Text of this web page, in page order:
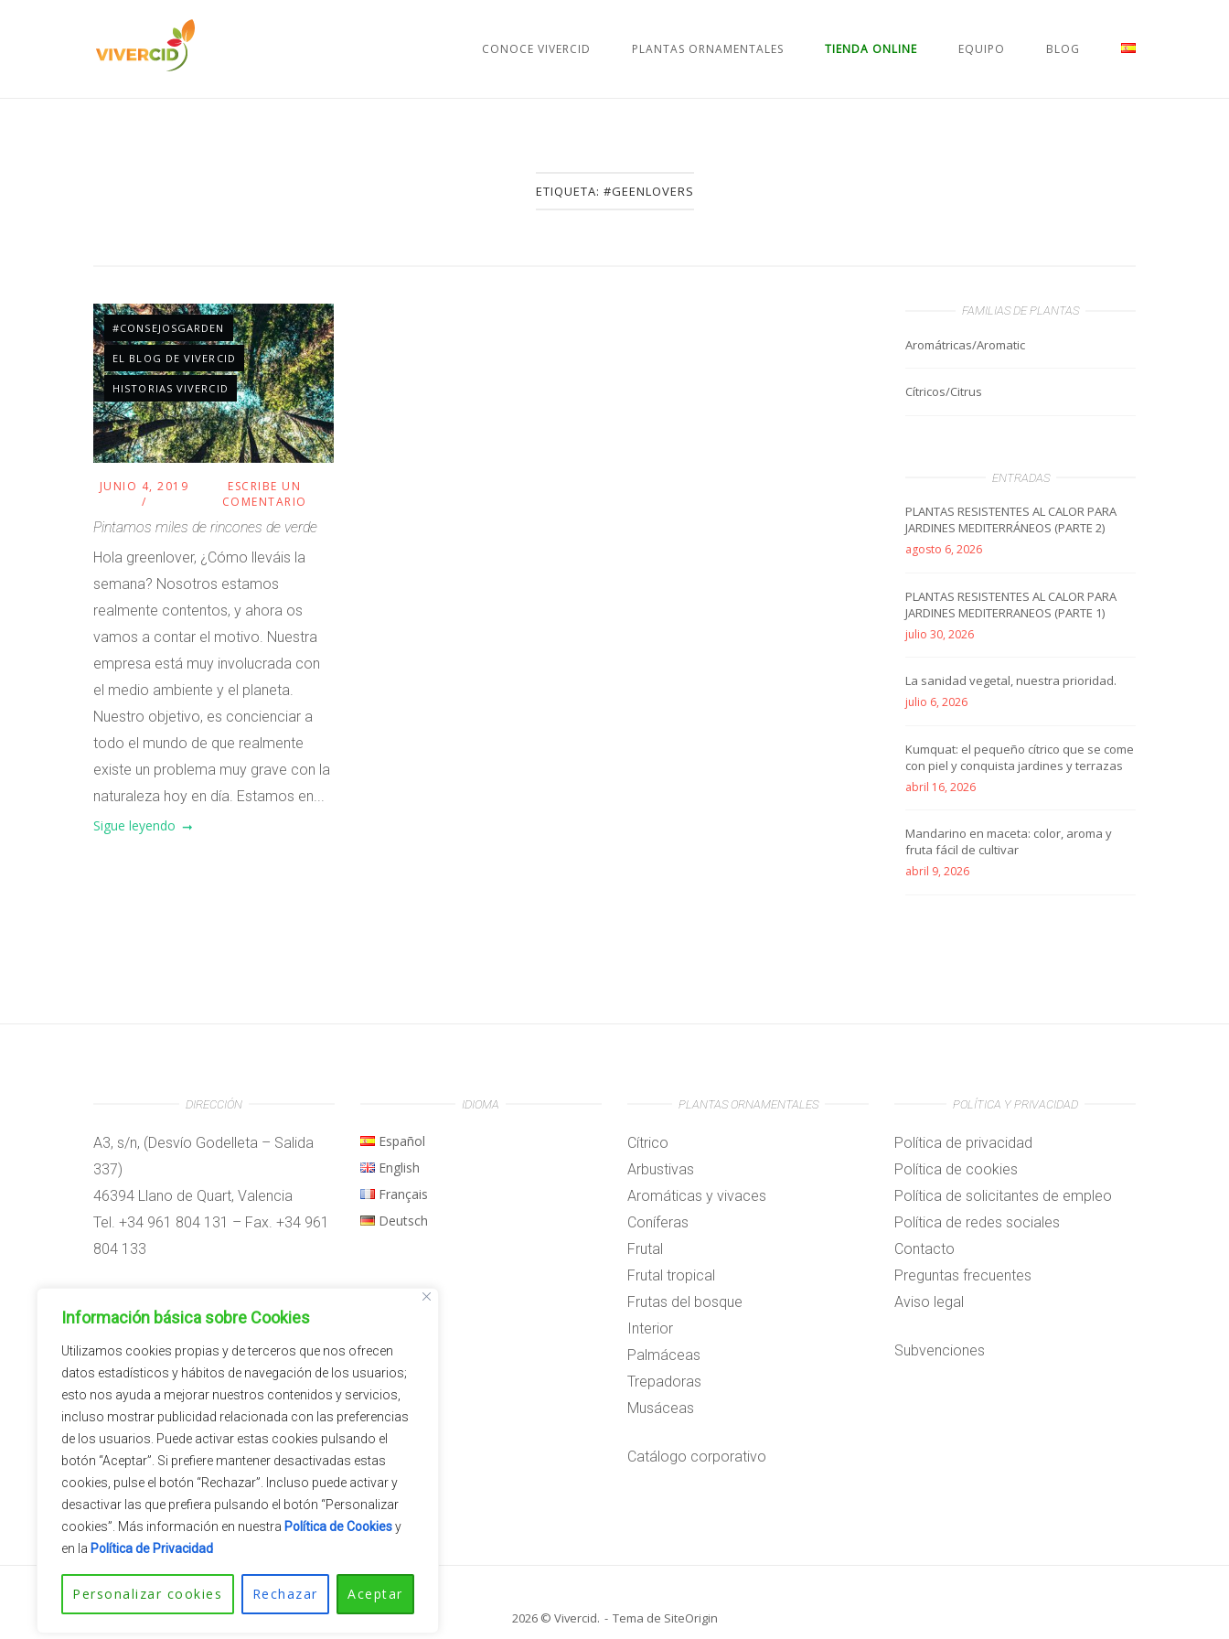
Información básica sobre Cookies
Utilizamos cookies propias y de terceros que nos ofrecen
datos estadísticos y hábitos de navegación de los usuarios;
esto nos ayuda a mejorar nuestros contenidos y servicios,
incluso mostrar publicidad relacionada con las preferencias
de los usuarios. Puede activar estas cookies pulsando el
botón “Aceptar”. Si prefiere mantener desactivadas estas
cookies, pulse el botón “Rechazar”. Incluso puede activar y
desactivar las que prefiera pulsando el botón “Personalizar
cookies”. Más información en nuestra Política de Cookiesy
en la Política de Privacidad
Personalizar cookies Rechazar Aceptar
CONOCE VIVERCID PLANTAS ORNAMENTALES TIENDA ONLINE EQUIPO BLOG
ETIQUETA: #GEENLOVERS
#CONSEJOSGARDEN
EL BLOG DE VIVERCID
HISTORIAS VIVERCID
JUNIO 4, 2019
ESCRIBE UN
COMENTARIO
Pintamos miles de rincones de verde
Hola greenlover, ¿Cómo lleváis la
semana? Nosotros estamos
realmente contentos, y ahora os
vamos a contar el motivo. Nuestra
empresa está muy involucrada con
el medio ambiente y el planeta.
Nuestro objetivo, es concienciar a
todo el mundo de que realmente
existe un problema muy grave con la
naturaleza hoy en día. Estamos en...
Sigue leyendo
FAMILIAS DE PLANTAS
Aromátricas/Aromatic
Cítricos/Citrus
ENTRADAS
PLANTAS RESISTENTES AL CALOR PARA
JARDINES MEDITERRÁNEOS (PARTE 2)
agosto 6, 2026
PLANTAS RESISTENTES AL CALOR PARA
JARDINES MEDITERRANEOS (PARTE 1)
julio 30, 2026
La sanidad vegetal, nuestra prioridad.
julio 6, 2026
Kumquat: el pequeño cítrico que se come
con piel y conquista jardines y terrazas
abril 16, 2026
Mandarino en maceta: color, aroma y
fruta fácil de cultivar
abril 9, 2026
DIRECCIÓN
A3, s/n, (Desvío Godelleta – Salida
337)
46394 Llano de Quart, Valencia
Tel. +34 961 804 131 – Fax. +34 961
804 133
09:00h – 14:00h
15:00h – 18:00h
IDIOMA
Español
English
Français
Deutsch
PLANTAS ORNAMENTALES
Cítrico
Arbustivas
Aromáticas y vivaces
Coníferas
Frutal
Frutal tropical
Frutas del bosque
Interior
Palmáceas
Trepadoras
Musáceas
Catálogo corporativo
POLÍTICA Y PRIVACIDAD
Política de privacidad
Política de cookies
Política de solicitantes de empleo
Política de redes sociales
Contacto
Preguntas frecuentes
Aviso legal
Subvenciones
2026 © Vivercid. Tema de SiteOrigin